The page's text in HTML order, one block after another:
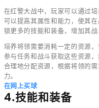
在红警大战中，玩家可以通过
可以提高其属性和能力，使其
锁更多的技能和装备，增加其战
培养将领需要消耗一定的资源
参与任务和战斗获取这些资源
合理地分配资源，根据将领的
力。
在网上买球
4.技能和装备